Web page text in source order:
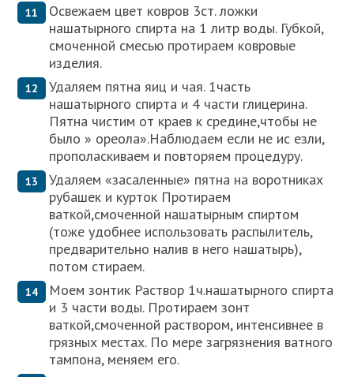
Освежаем цвет ковров 3ст. ложки
нашатырного спирта на 1 литр воды. Губкой,
смоченной смесью протираем ковровые
изделия.
Удаляем пятна яиц и чая. 1часть
нашатырного спирта и 4 части глицерина.
Пятна чистим от краев к средине,чтобы не
было » ореола».Наблюдаем если не ис езли,
прополаскиваем и повторяем процедуру.
Удаляем «засаленные» пятна на воротниках
рубашек и курток Протираем
ваткой,смоченной нашатырным спиртом
(тоже удобнее использовать распылитель,
предварительно налив в него нашатырь),
потом стираем.
Моем зонтик Раствор 1ч.нашатырного спирта
и 3 части воды. Протираем зонт
ваткой,смоченной раствором, интенсивнее в
грязных местах. По мере загрязнения ватного
тампона, меняем его.